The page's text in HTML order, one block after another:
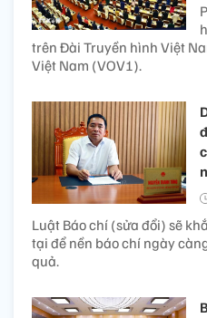
trên Đài Truyền hình Việt
Việt Nam (VOV1).
Luật Báo chí (sửa đổi) sẽ
tại để nền báo chí ngày
quả.